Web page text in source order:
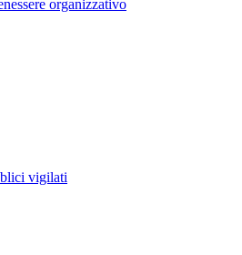
organizzativo
vigilati